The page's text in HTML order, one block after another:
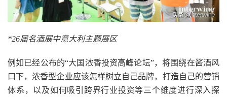
*26届名酒展中意大利主题展区
例如已经公布的“大国浓香投资高峰论坛”，将围绕在酱酒风
口下，浓香型企业应该怎样树立自己品牌，打造自己的营销
体系，以及如何吸引跨界行业投资等三个维度进行深入探